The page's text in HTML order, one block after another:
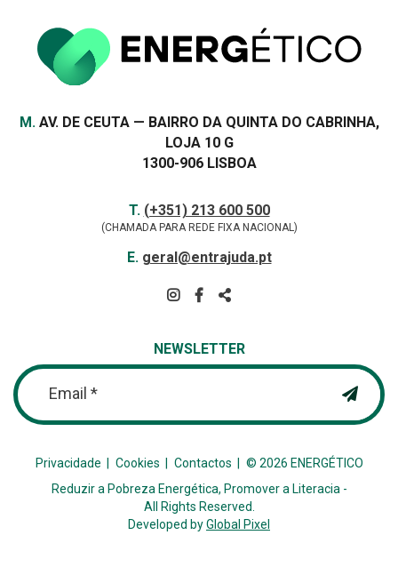
Morada
M.AV. DE CEUTA — BAIRRO DA QUINTA DO CABRINHA,
LOJA 10 G
1300-906 LISBOA
T. (+351) 213 600 500
(CHAMADA PARA REDE FIXA NACIONAL)
E. geral@entrajuda.pt
REDE
NEWSLETTER
Email *
Privacidade Cookies Contactos
© 2026 ENERGÉTICO
Reduzir a Pobreza Energética, Promover a Literacia -
All Rights Reserved.
Developed byGlobal Pixel